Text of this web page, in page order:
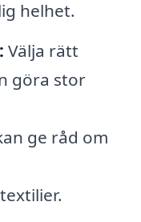
helhet.
Välja rätt
göra stor
ge råd om